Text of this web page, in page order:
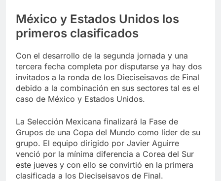
México y Estados Unidos los
primeros clasificados
Con el desarrollo de la segunda jornada y una
tercera fecha completa por disputarse ya hay dos
invitados a la ronda de los Dieciseisavos de Final
debido a la combinación en sus sectores tal es el
caso de México y Estados Unidos.
La Selección Mexicana finalizará la Fase de
Grupos de una Copa del Mundo como líder de su
grupo. El equipo dirigido por Javier Aguirre
venció por la mínima diferencia a Corea del Sur
este jueves y con ello se convirtió en la primera
clasificada a los Dieciseisavos de Final.